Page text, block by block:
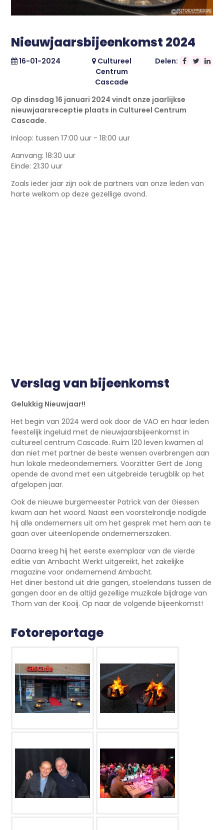
Nieuwjaarsbijeenkomst 2024
16-01-2024
Cultureel
Centrum
Cascade
Delen:
Op dinsdag 16 januari 2024 vindt onze jaarlijkse
nieuwjaarsreceptie plaats in Cultureel Centrum
Cascade.
Inloop: tussen 17:00 uur - 18:00 uur
Aanvang: 18:30 uur
Einde: 21:30 uur
Zoals ieder jaar zijn ook de partners van onze leden van
harte welkom op deze gezellige avond.
Verslag van bijeenkomst
Gelukkig Nieuwjaar!!
Het begin van 2024 werd ook door de VAO en haar leden
feestelijk ingeluid met de nieuwjaarsbijeenkomst in
cultureel centrum Cascade. Ruim 120 leven kwamen al
dan niet met partner de beste wensen overbrengen aan
hun lokale medeondernemers. Voorzitter Gert de Jong
opende de avond met een uitgebreide terugblik op het
afgelopen jaar.
Ook de nieuwe burgemeester Patrick van der Giessen
kwam aan het woord. Naast een voorstelrondje nodigde
hij alle ondernemers uit om het gesprek met hem aan te
gaan over uiteenlopende ondernemerszaken.
Daarna kreeg hij het eerste exemplaar van de vierde
editie van Ambacht Werkt uitgereikt, het zakelijke
magazine voor ondernemend Ambacht.
Het diner bestond uit drie gangen, stoelendans tussen de
gangen door en de altijd gezellige muzikale bijdrage van
Thom van der Kooij. Op naar de volgende bijeenkomst!
Fotoreportage